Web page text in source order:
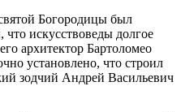
Богородицы был
что искусствоведы долгое
архитектор Бартоломео
установлено, что строил
зодчий Андрей Васильевич